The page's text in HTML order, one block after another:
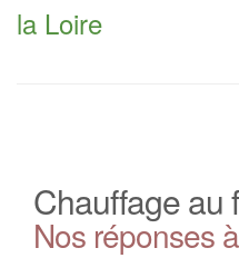
la Loire
Chauffage au
Nos réponses